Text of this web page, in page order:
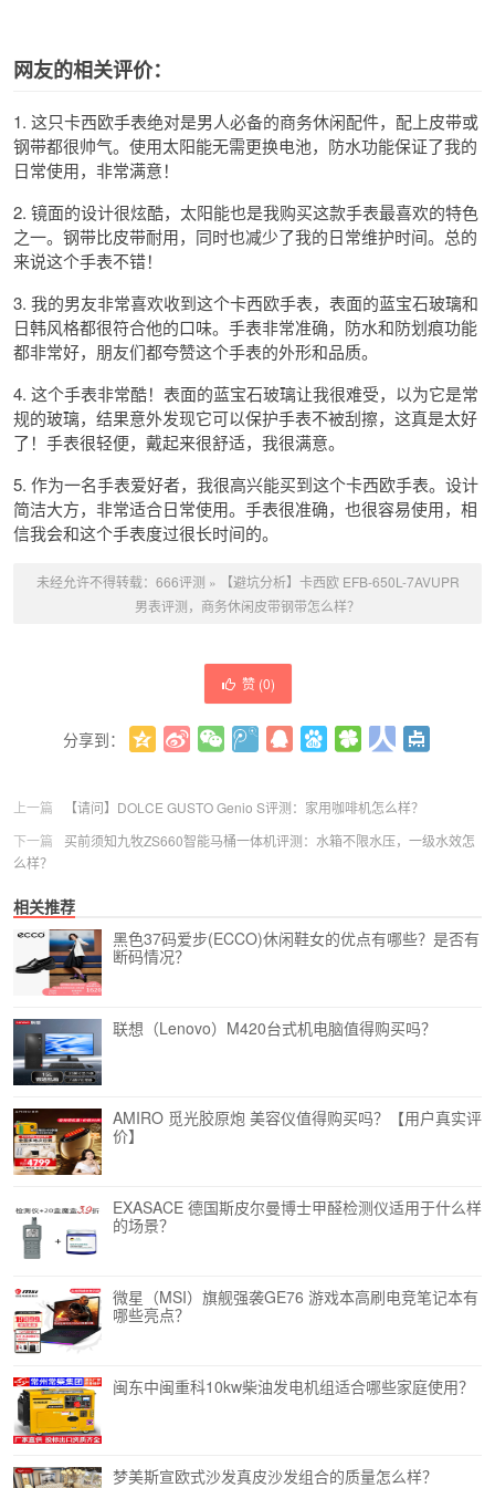
网友的相关评价：
1. 这只卡西欧手表绝对是男人必备的商务休闲配件，配上皮带或
钢带都很帅气。使用太阳能无需更换电池，防水功能保证了我的
日常使用，非常满意！
2. 镜面的设计很炫酷，太阳能也是我购买这款手表最喜欢的特色
之一。钢带比皮带耐用，同时也减少了我的日常维护时间。总的
来说这个手表不错！
3. 我的男友非常喜欢收到这个卡西欧手表，表面的蓝宝石玻璃和
日韩风格都很符合他的口味。手表非常准确，防水和防划痕功能
都非常好，朋友们都夸赞这个手表的外形和品质。
4. 这个手表非常酷！表面的蓝宝石玻璃让我很难受，以为它是常
规的玻璃，结果意外发现它可以保护手表不被刮擦，这真是太好
了！手表很轻便，戴起来很舒适，我很满意。
5. 作为一名手表爱好者，我很高兴能买到这个卡西欧手表。设计
简洁大方，非常适合日常使用。手表很准确，也很容易使用，相
信我会和这个手表度过很长时间的。
未经允许不得转载： 666评测 »
【避坑分析】卡西欧 EFB-650L-7AVUPR
男表评测，商务休闲皮带钢带怎么样？
赞 (0)
分享到：
上一篇
【请问】DOLCE GUSTO Genio S评测：家用咖啡机怎么样？
下一篇
买前须知九牧ZS660智能马桶一体机评测：水箱不限水压，一级水效怎
么样？
相关推荐
黑色37码爱步(ECCO)休闲鞋女的优点有哪些？是否有
断码情况？
联想（Lenovo）M420台式机电脑值得购买吗？
AMIRO 觅光胶原炮 美容仪值得购买吗？【用户真实评
价】
EXASACE 德国斯皮尔曼博士甲醛检测仪适用于什么样
的场景？
微星（MSI）旗舰强袭GE76 游戏本高刷电竞笔记本有
哪些亮点？
闽东中闽重科10kw柴油发电机组适合哪些家庭使用？
梦美斯宣欧式沙发真皮沙发组合的质量怎么样？